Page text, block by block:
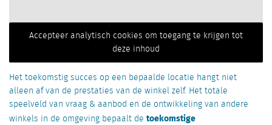
Accepteer analytisch cookies om toegang te krijgen tot
deze inhoud
Het toekomstig succes op een bepaalde locatie hangt niet
alleen af van de prestaties van de winkel zelf. Het totale
speelveld van vraag & aanbod en de ontwikkeling van andere
winkels in de omgeving bepaalt de toekomstige